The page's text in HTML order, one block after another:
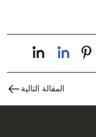
المقالة التالية